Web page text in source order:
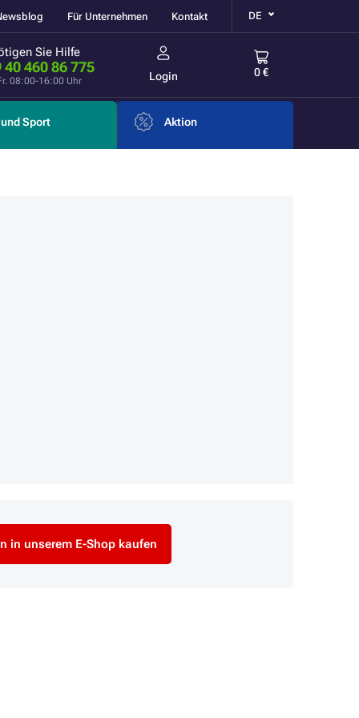
Für Unternehmen Kontakt DE
Sie Hilfe
40 460 86 775
08:00-16:00 Uhr Login 0 €
Sport Aktion
in unserem E-Shop kaufen